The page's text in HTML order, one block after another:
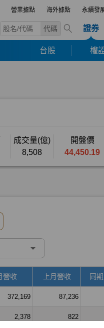
營業據點 海外據點 永續發
代碼 證券
台股 權